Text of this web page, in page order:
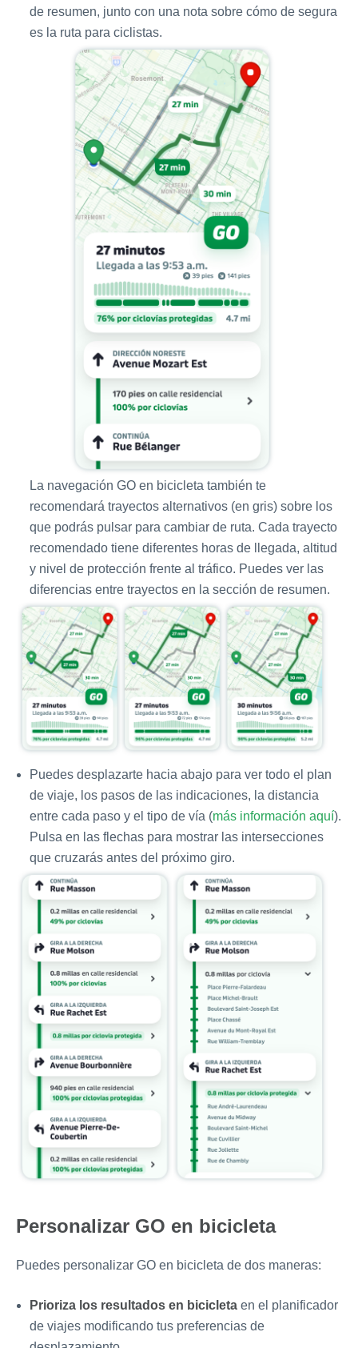
de resumen, junto con una nota sobre cómo de segura
es la ruta para ciclistas.
La navegación GO en bicicleta también te
recomendará trayectos alternativos (en gris) sobre los
que podrás pulsar para cambiar de ruta. Cada trayecto
recomendado tiene diferentes horas de llegada, altitud
y nivel de protección frente al tráfico. Puedes ver las
diferencias entre trayectos en la sección de resumen.
Puedes desplazarte hacia abajo para ver todo el plan
de viaje, los pasos de las indicaciones, la distancia
entre cada paso y el tipo de vía (más información aquí).
Pulsa en las flechas para mostrar las intersecciones
que cruzarás antes del próximo giro.
Personalizar GO en bicicleta
Puedes personalizar GO en bicicleta de dos maneras:
Prioriza los resultados en bicicleta en el planificador
de viajes modificando tus preferencias de